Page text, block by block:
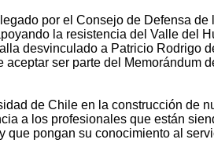
por el Consejo de Defensa de
la resistencia del Valle del
desvinculado a Patricio Rodrigo
ser parte del Memorándum
de Chile en la construcción de
a los profesionales que están
pongan su conocimiento al